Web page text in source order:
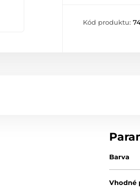
Kód produktu:
Barva
Vhodné